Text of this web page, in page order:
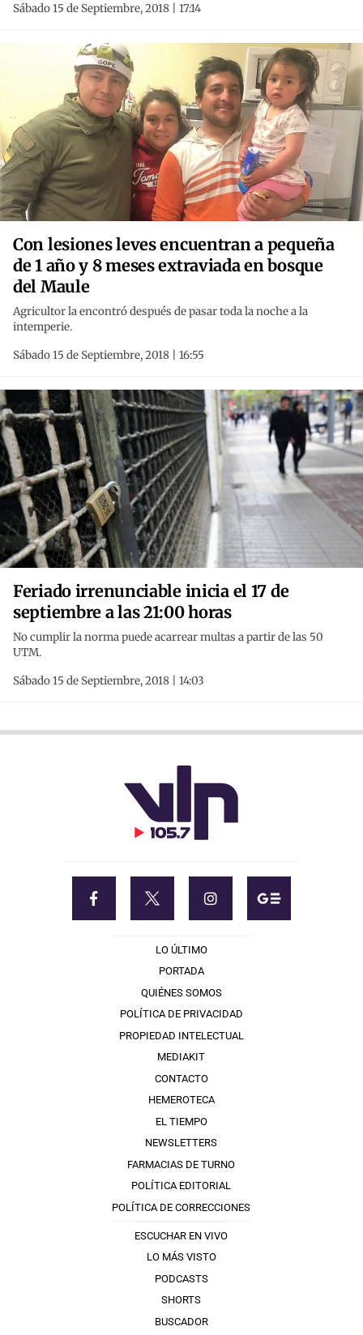
Sábado 15 de Septiembre, 2018 | 17:14
Con lesiones leves encuentran a pequeña
de 1 año y 8 meses extraviada en bosque
del Maule
Agricultor la encontró después de pasar toda la noche a la
intemperie.
Sábado 15 de Septiembre, 2018 | 16:55
Feriado irrenunciable inicia el 17 de
septiembre a las 21:00 horas
No cumplir la norma puede acarrear multas a partir de las 50
UTM.
Sábado 15 de Septiembre, 2018 | 14:03
LO ÚLTIMO
PORTADA
QUIÉNES SOMOS
POLÍTICA DE PRIVACIDAD
PROPIEDAD INTELECTUAL
MEDIAKIT
CONTACTO
HEMEROTECA
EL TIEMPO
NEWSLETTERS
FARMACIAS DE TURNO
POLÍTICA EDITORIAL
POLÍTICA DE CORRECCIONES
ESCUCHAR EN VIVO
LO MÁS VISTO
PODCASTS
SHORTS
BUSCADOR